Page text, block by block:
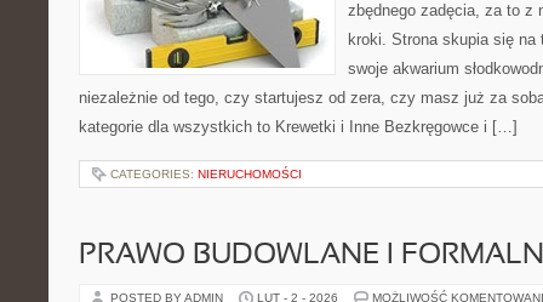
zbędnego zadęcia, za to z
kroki. Strona skupia się na
swoje akwarium
niezależnie od tego, czy startujesz od zera, czy masz już za
kategorie dla wszystkich to Krewetki i Inne Bezkręgowce i […]
CATEGORIES: NIERUCHOMOŚCI
PRAWO BUDOWLANE I
POSTED BY ADMIN LUT - 2 - 2026 MOŻLIWOŚĆ